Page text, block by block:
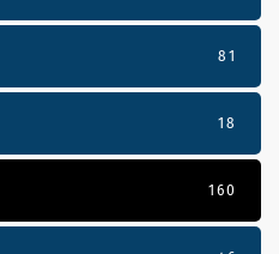
81
18
160